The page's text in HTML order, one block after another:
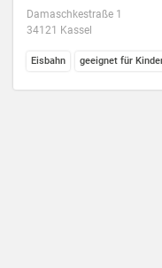
Damaschkestraße 1
34121 Kassel
Eisbahn geeignet für